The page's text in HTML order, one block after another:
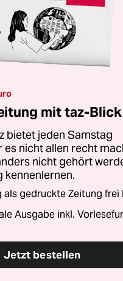
mit taz-Blick
bietet jeden Samstag
nicht allen recht
nicht gehört
kennenlernen.
als gedruckte Zeitung frei
Ausgabe inkl.
Jetzt bestellen